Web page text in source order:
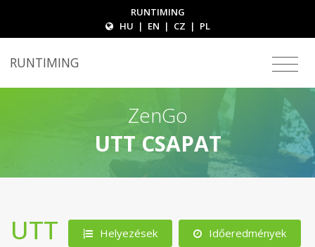
RUNTIMING
HU | EN | CZ | PL
RUNTIMING
ZenGo
UTT CSAPAT
Helyezések Időeredmények
UTT